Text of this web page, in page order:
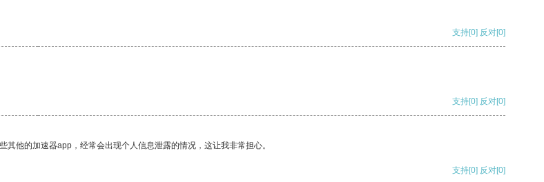
支持[0] 反对[0]
支持[0] 反对[0]
他的加速器app，经常会出现个人信息泄露的情况，这让我非常担心。
支持[0] 反对[0]